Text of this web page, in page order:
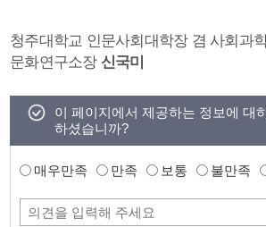
청주대학교 인문사회대학장 겸 사회과
문화연구소장 신국미
이 페이지에서 제공하는 정보에 대
하셨습니까?
매우만족 만족 보통 불만족